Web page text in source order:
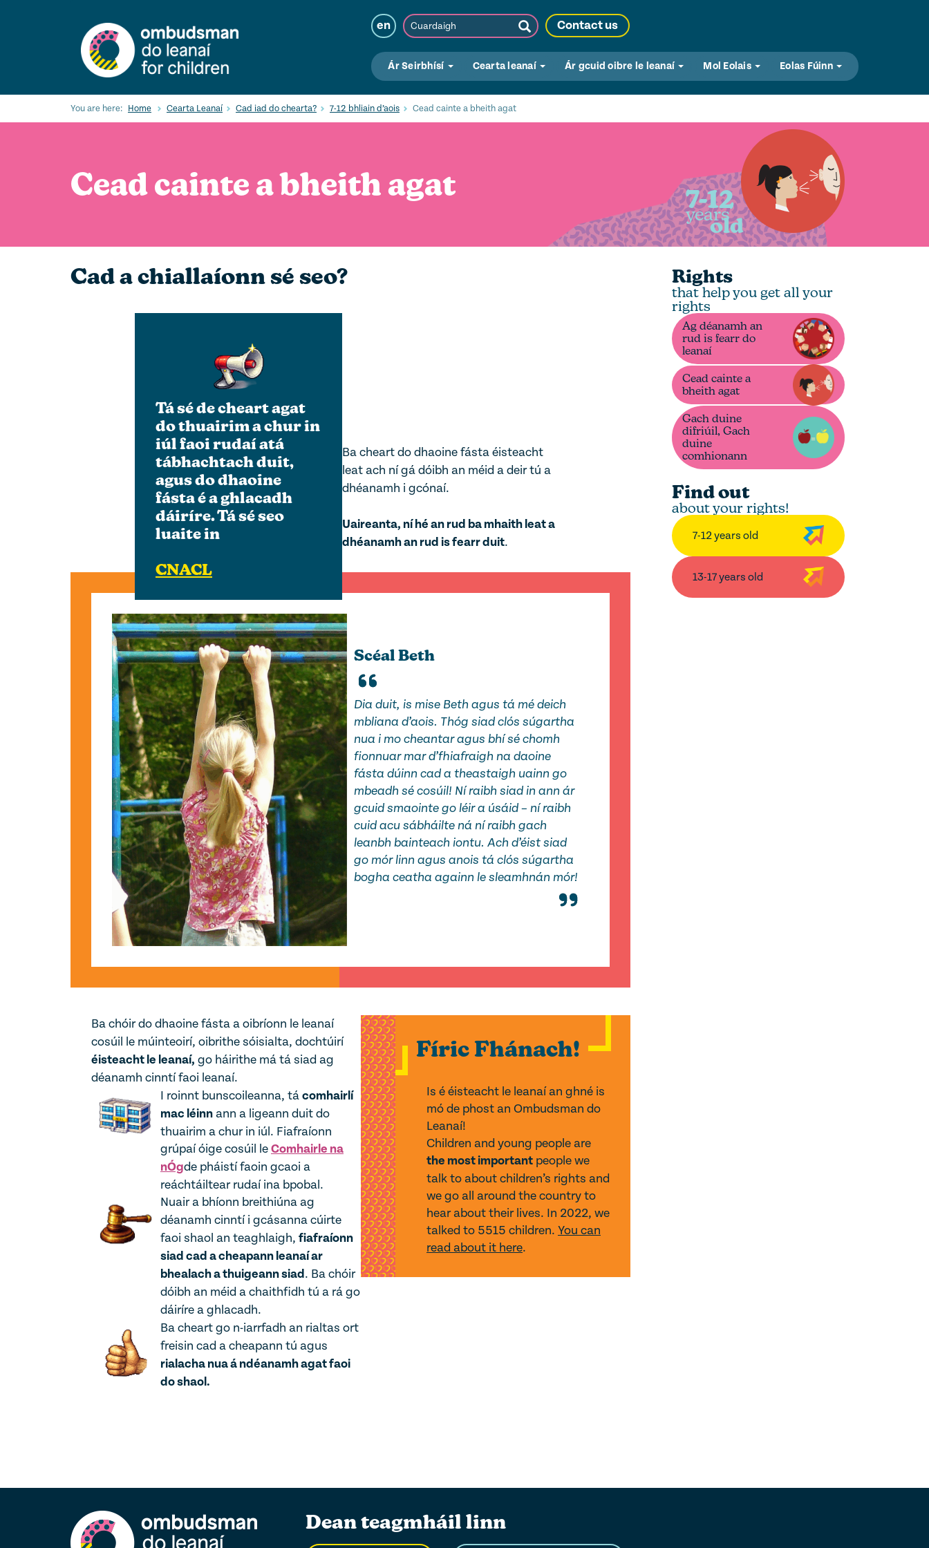
en Cuardaigh
Submit
Search
Contact us
Ár Seirbhísí Cearta leanaí Ár gcuid oibre le leanaí Mol Eolais Eolas Fúinn
You are here: Home Cearta Leanaí Cad iad do chearta? 7-12 bhliain d’aois Cead cainte a bheith agat
Cead cainte a bheith agat 7-12
years
old
Cad a chiallaíonn sé seo?
Tá sé de cheart agat
do thuairim a chur in
iúl faoi rudaí atá
tábhachtach duit,
agus do dhaoine
fásta é a ghlacadh
dáiríre. Tá sé seo
luaite in
CNACL
Ba cheart do dhaoine fásta éisteacht
leat ach ní gá dóibh an méid a deir tú a
dhéanamh i gcónaí.
Uaireanta, ní hé an rud ba mhaith leat a
dhéanamh an rud is fearr duit.
Scéal Beth
Dia duit, is mise Beth agus tá mé deich
mbliana d’aois. Thóg siad clós súgartha
nua i mo cheantar agus bhí sé chomh
fionnuar mar d’fhiafraigh na daoine
fásta dúinn cad a theastaigh uainn go
mbeadh sé cosúil! Ní raibh siad in ann ár
gcuid smaointe go léir a úsáid – ní raibh
cuid acu sábháilte ná ní raibh gach
leanbh bainteach iontu. Ach d’éist siad
go mór linn agus anois tá clós súgartha
bogha ceatha againn le sleamhnán mór!
Ba chóir do dhaoine fásta a oibríonn le leanaí
cosúil le múinteoirí, oibrithe sóisialta, dochtúirí
éisteacht le leanaí, go háirithe má tá siad ag
déanamh cinntí faoi leanaí.
I roinnt bunscoileanna, tá comhairlí
mac léinn ann a ligeann duit do
thuairim a chur in iúl. Fiafraíonn
grúpaí óige cosúil le Comhairle na
nÓgde pháistí faoin gcaoi a
reáchtáiltear rudaí ina bpobal.
Nuair a bhíonn breithiúna ag
déanamh cinntí i gcásanna cúirte
faoi shaol an teaghlaigh, fiafraíonn
siad cad a cheapann leanaí ar
bhealach a thuigeann siad . Ba chóir
dóibh an méid a chaithfidh tú a rá go
dáiríre a ghlacadh.
Ba cheart go n-iarrfadh an rialtas ort
freisin cad a cheapann tú agus
rialacha nua á ndéanamh agat faoi
do shaol.
Fíric Fhánach!
Is é éisteacht le leanaí an ghné is
mó de phost an Ombudsman do
Leanaí!
Children and young people are
the most important people we
talk to about children’s rights and
we go all around the country to
hear about their lives. In 2022, we
talked to 5515 children. You can
read about it here.
Rights
that help you get all your
rights
Ag déanamh an
rud is fearr do
leanaí
Cead cainte a
bheith agat
Gach duine
difriúil, Gach
duine
comhionann
Find out
about your rights!
7-12 years old
13-17 years old
Dean teagmháil linn